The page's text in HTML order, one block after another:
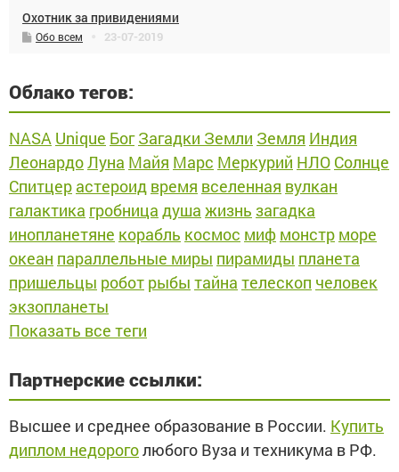
Охотник за привидениями
Обо всем 23-07-2019
Облако тегов:
NASA Unique Бог Загадки Земли Земля Индия
ЛеонардоЛуна Майя Марс Меркурий НЛО Солнце
Спитцер астероид время вселенная вулкан
галактика гробница душа жизнь загадка
инопланетяне корабль космос миф монстр море
океан параллельные миры пирамиды планета
пришельцы робот рыбы тайна телескоп человек
экзопланеты
Показать все теги
Партнерские ссылки:
Высшее и среднее образование в России. Купить
диплом недороголюбого Вуза и техникума в РФ.